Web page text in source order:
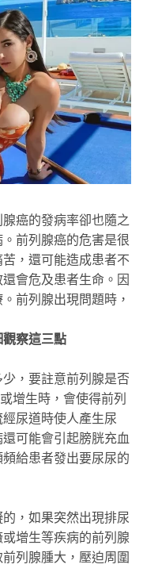
癌的發病率卻也隨之
前列腺癌的危害是很
，還可能造成患者不
會危及患者生命。因
前列腺出現問題時，
察這三點
，要註意前列腺是否
增生時，會使得前列
尿道時使人產生尿
可能會引起膀胱充血
給患者發出要尿尿的
，如果突然出現排尿
增生等疾病的前列腺
列腺腫大，壓迫周圍